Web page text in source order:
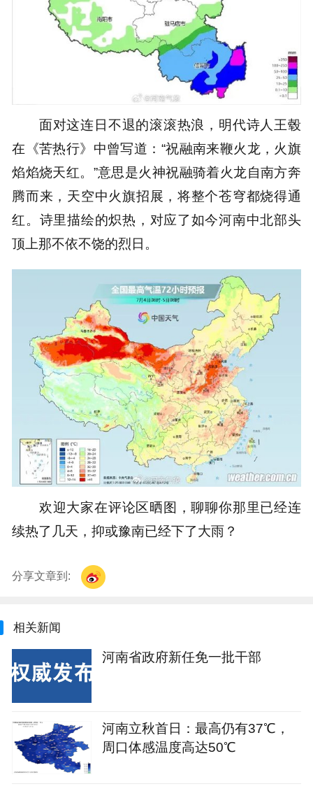
面对这连日不退的滚滚热浪，明代诗人王毂
在《苦热行》中曾写道：“祝融南来鞭火龙，火旗
焰焰烧天红。”意思是火神祝融骑着火龙自南方奔
腾而来，天空中火旗招展，将整个苍穹都烧得通
红。诗里描绘的炽热，对应了如今河南中北部头
顶上那不依不饶的烈日。
欢迎大家在评论区晒图，聊聊你那里已经连
续热了几天，抑或豫南已经下了大雨？
分享文章到:
相关新闻
河南省政府新任免一批干部
河南立秋首日：最高仍有37℃，
周口体感温度高达50℃